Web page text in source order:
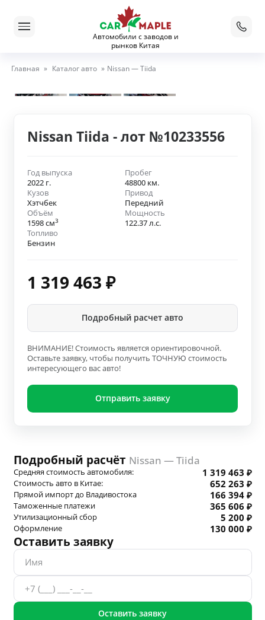
Автомобили с заводов и
рынков Китая
Главная » Каталог авто » Nissan — Tiida
Nissan Tiida - лот №10233556
Год выпуска
2022 г.
Пробег
48800 км.
Кузов
Хэтчбек
Привод
Передний
Объём
1598 см3
Мощность
122.37 л.с.
Топливо
Бензин
1 319 463 ₽
Подробный расчет авто
ВНИМАНИЕ! Стоимость является ориентировочной.
Оставьте заявку, чтобы получить ТОЧНУЮ стоимость
интересующего вас авто!
Отправить заявку
Подробный расчёт Nissan — Tiida
Средняя стоимость автомобиля: 1 319 463 ₽
Стоимость авто в Китае: 652 263 ₽
Прямой импорт до Владивостока 166 394 ₽
Таможенные платежи 365 606 ₽
Утилизационный сбор 5 200 ₽
Оформление 130 000 ₽
Оставить заявку
Оставить заявку